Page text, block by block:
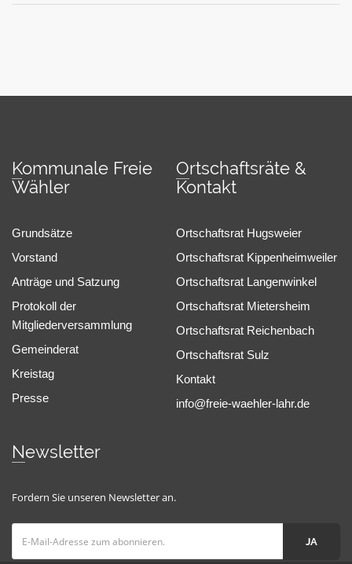
Kommunale Freie
Wähler
Grundsätze
Vorstand
Anträge und Satzung
Protokoll der
Mitgliederversammlung
Gemeinderat
Kreistag
Presse
Ortschaftsräte &
Kontakt
Ortschaftsrat Hugsweier
Ortschaftsrat Kippenheimweiler
Ortschaftsrat Langenwinkel
Ortschaftsrat Mietersheim
Ortschaftsrat Reichenbach
Ortschaftsrat Sulz
Kontakt
info@freie-waehler-lahr.de
Newsletter
Fordern Sie unseren Newsletter an.
JA